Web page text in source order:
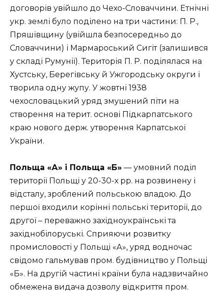
договорів увійшло до Чехо-Словаччини. Етнічні
укр. землі було поділено на три частини: П. Р.,
Пряшівщину (увійшла безпосередньо до
Словаччини) і Мармароський Сигіт (залишився
у складі Румунії). Територія П. Р. поділялася на
Хустську, Берегівську й Ужгородську округи і
творила одну жупу. У жовтні 1938
чехословацький уряд змушений піти на
створення на терит. основі Підкарпатського
краю нового держ. утворення Карпатської
України.
Польща «А» і Польща «Б» — умовний поділ
території Польщі у 20-30-х рр. на розвинену і
відсталу, зроблений польською владою. До
першої входили корінні польські території, до
другої – переважно західноукраїнські та
західнобілоруські. Сприяючи розвитку
промисловості у Польщі «А», уряд водночас
свідомо гальмував пром. будівництво у Польщі
«Б». На другій частині країни була надзвичайно
обмежена видача дозволу відкриття пром.